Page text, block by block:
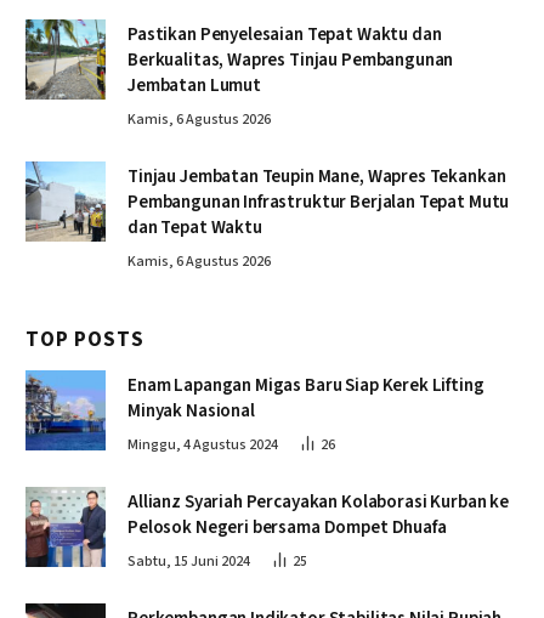
Pastikan Penyelesaian Tepat Waktu dan
Berkualitas, Wapres Tinjau Pembangunan
Jembatan Lumut
Kamis, 6 Agustus 2026
Tinjau Jembatan Teupin Mane, Wapres Tekankan
Pembangunan Infrastruktur Berjalan Tepat Mutu
dan Tepat Waktu
Kamis, 6 Agustus 2026
TOP POSTS
Enam Lapangan Migas Baru Siap Kerek Lifting
Minyak Nasional
Minggu, 4 Agustus 2024 26
Allianz Syariah Percayakan Kolaborasi Kurban ke
Pelosok Negeri bersama Dompet Dhuafa
Sabtu, 15 Juni 2024 25